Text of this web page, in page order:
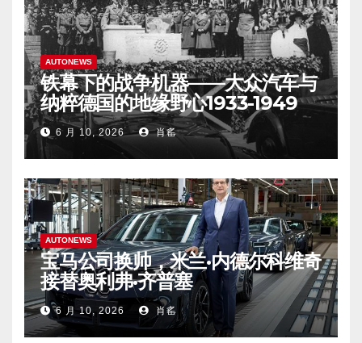
AUTONEWS
铁幕下的战争机器——大众汽车与
纳粹德国的地缘野心1933-1949
6 月 10, 2026 肖䍃
AUTONEWS
宝马公司换帅，米兰·内德尔科维奇
接替奥利弗·齐普塞
6 月 10, 2026 肖䍃